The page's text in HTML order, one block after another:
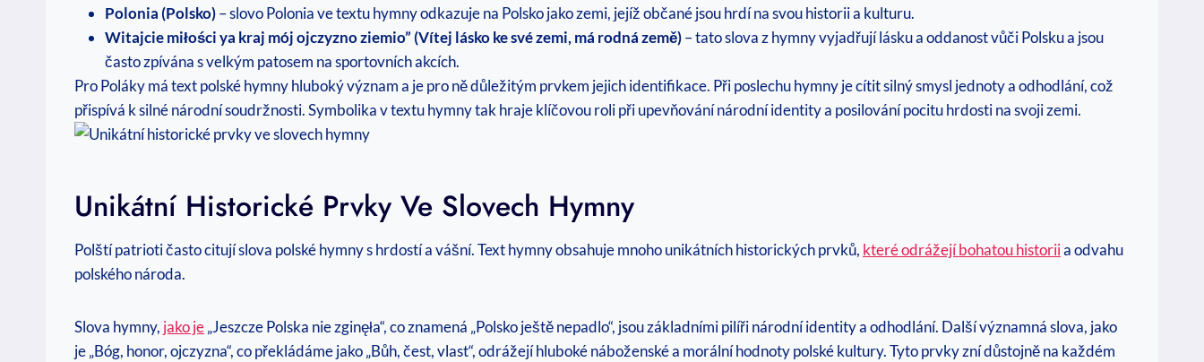
Polonia (Polsko)– slovo Polonia ve textu hymny odkazuje na Polsko jako zemi, jejíž občané jsou hrdí na svou historii a kulturu.
Witajcie miłości ya kraj mój ojczyzno ziemio” (Vítej lásko ke své zemi, má rodná země)– tato slova z hymny vyjadřují lásku a oddanost vůči Polsku a jsou
často zpívána s velkým patosem na sportovních akcích.
Pro Poláky má text polské hymny hluboký význam a je pro ně důležitým prvkem jejich identifikace. Při poslechu hymny je cítit silný smysl jednoty a odhodlání, což
přispívá k silné národní soudržnosti. Symbolika v textu hymny tak hraje klíčovou roli při upevňování národní identity a posilování pocitu hrdosti na svoji zemi.
Unikátní Historické Prvky Ve Slovech Hymny
Polští patrioti často citují slova polské hymny s hrdostí a vášní. Text hymny obsahuje mnoho unikátních historických prvků, které odrážejí bohatou historiia odvahu
polského národa.
Slova hymny, jako je„Jeszcze Polska nie zginęła“, co znamená „Polsko ještě nepadlo“, jsou základními pilíři národní identity a odhodlání. Další významná slova, jako
je „Bóg, honor, ojczyzna“, co překládáme jako „Bůh, čest, vlast“, odrážejí hluboké náboženské a morální hodnoty polské kultury. Tyto prvky zní důstojně na každém